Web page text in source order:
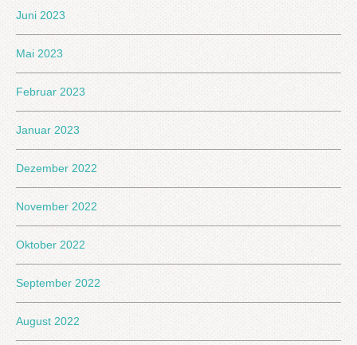
Juni 2023
Mai 2023
Februar 2023
Januar 2023
Dezember 2022
November 2022
Oktober 2022
September 2022
August 2022